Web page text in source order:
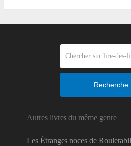
Recherche
Autres livres du même genre
Les Étranges noces de